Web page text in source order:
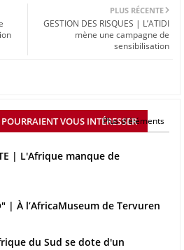
PLUS RÉCENTE
GESTION DES RISQUES | L’ATIDI
mène une campagne de
sensibilisation
VOUS INTÉRESSER
Plus d'éléments
| L'Afrique manque de
| À l’AfricaMuseum de Tervuren
du Sud se dote d'un